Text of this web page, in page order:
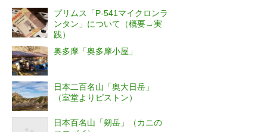
プリムス「P-541マイクロンラ
ンタン」について（概要→実
践）
奥多摩「奥多摩小屋」
日本二百名山「奥大日岳」
（室堂よりピストン）
日本百名山「剱岳」（カニの